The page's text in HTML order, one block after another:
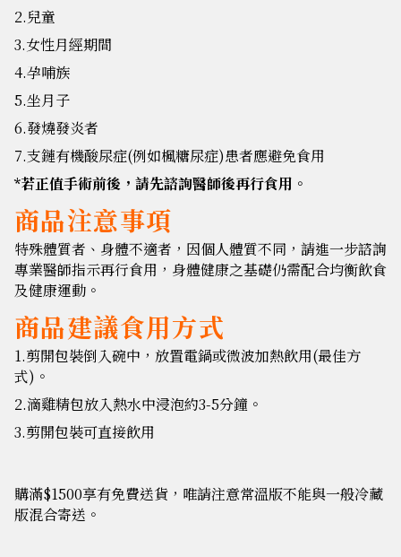
2.兒童
3.女性月經期間
4.孕哺族
5.坐月子
6.發燒發炎者
7.支鏈有機酸尿症(例如楓糖尿症)患者應避免食用
*若正值手術前後，請先諮詢醫師後再行食用。
商品注意事項
特殊體質者、身體不適者， 因個人體質不同， 請進一步諮詢
專業醫師指示再行食用，身體健康之基礎仍需配合均衡飲食
及健康運動。
商品建議食用方式
1.剪開包裝倒入碗中，放置電鍋或微波加熱飲用(最佳方
式)。
2.滴雞精包放入熱水中浸泡約3-5分鐘。
3.剪開包裝可直接飲用
購滿$1500享有免費送貨，唯請注意常溫版不能與一般冷藏
版混合寄送。